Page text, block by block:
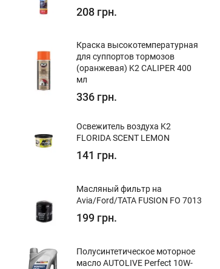
208 грн.
Краска высокотемпературная
для суппортов тормозов
(оранжевая) K2 CALIPER 400
мл
336 грн.
Освежитель воздуха K2
FLORIDA SCENT LEMON
141 грн.
Масляный фильтр на
Avia/Ford/TATA FUSION FO 7013
199 грн.
Полуcинтетическое моторное
масло AUTOLIVE Perfect 10W-